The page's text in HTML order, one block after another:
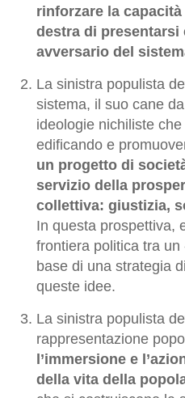
rinforzare la
destra di presentarsi
avversario del
La sinistra populista
sistema, il suo cane
ideologie nichiliste
edificando e
un progetto di
servizio della
collettiva: giustizia,
In questa prospettiva,
frontiera politica tra
base di una strategia
queste idee.
La sinistra populista
rappresentazione
l’immersione e
della vita della